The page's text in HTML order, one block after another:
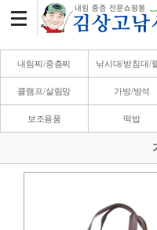
내림찌/중층찌 낚시대/받침대/
클램프/살림망 가방/방석
보조용품 떡밥